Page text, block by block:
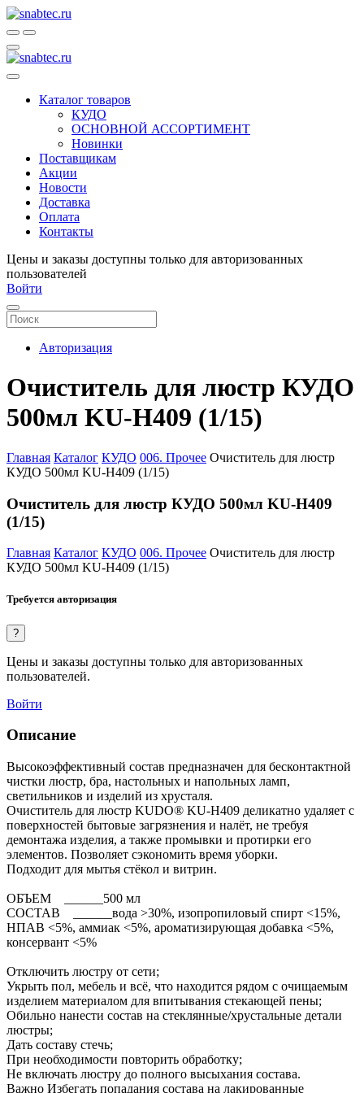
Каталог товаров
КУДО
ОСНОВНОЙ АССОРТИМЕНТ
Новинки
Поставщикам
Акции
Новости
Доставка
Оплата
Контакты
Цены и заказы доступны только для авторизованных
пользователей
Войти
Авторизация
Очиститель для люстр КУДО
500мл KU-H409 (1/15)
Главная Каталог КУДО 006. Прочее Очиститель для люстр
КУДО 500мл KU-H409 (1/15)
Очиститель для люстр КУДО 500мл KU-H409
(1/15)
Главная Каталог КУДО 006. Прочее Очиститель для люстр
КУДО 500мл KU-H409 (1/15)
Требуется авторизация
?
Цены и заказы доступны только для авторизованных
пользователей.
Войти
Описание
Высокоэффективный состав предназначен для бесконтактной
чистки люстр, бра, настольных и напольных ламп,
светильников и изделий из хрусталя.
Очиститель для люстр KUDO® KU-H409 деликатно удаляет с
поверхностей бытовые загрязнения и налёт, не требуя
демонтажа изделия, а также промывки и протирки его
элементов. Позволяет сэкономить время уборки.
Подходит для мытья стёкол и витрин.
ОБЪЕМ ______500 мл
СОСТАВ ______вода >30%, изопропиловый спирт <15%,
НПАВ <5%, аммиак <5%, ароматизирующая добавка <5%,
консервант <5%
Отключить люстру от сети;
Укрыть пол, мебель и всё, что находится рядом с очищаемым
изделием материалом для впитывания стекающей пены;
Обильно нанести состав на стеклянные/хрустальные детали
люстры;
Дать составу стечь;
При необходимости повторить обработку;
Не включать люстру до полного высыхания состава.
Важно Избегать попадания состава на лакированные